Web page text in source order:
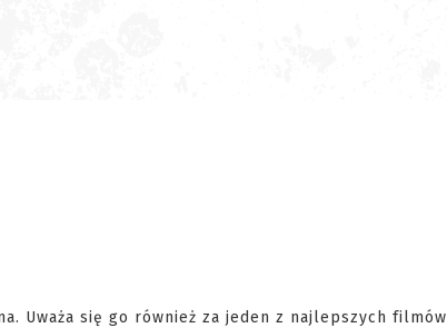
Uważa się go również za jeden z najlepszych filmów